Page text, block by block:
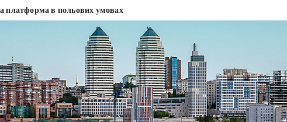
платформа в польових умовах
міськради Дніпра — ЗМІ
нелегального бізнесу, збагатився під час війни — ЗМІ
записали звернення про ситуацію на фронті
Безугла закликає валити Сирського